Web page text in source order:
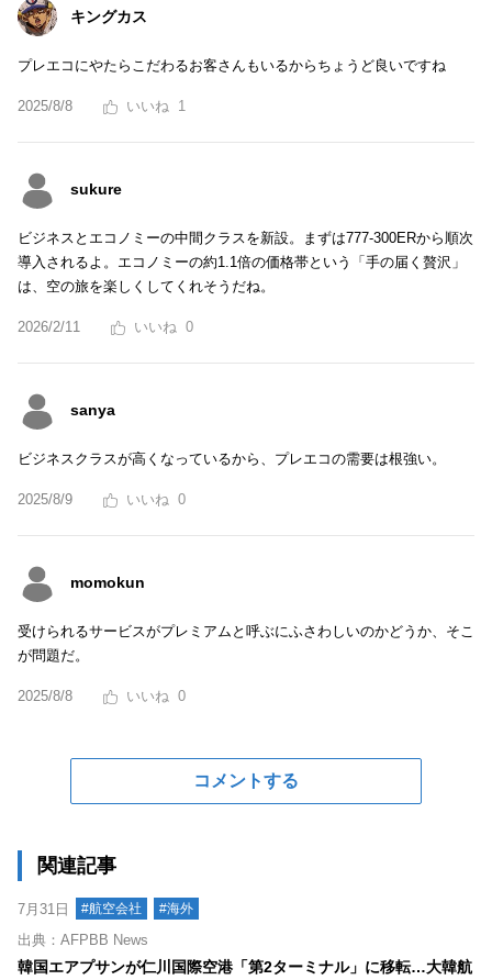
キングカス
プレエコにやたらこだわるお客さんもいるからちょうど良いですね
2025/8/8 1
sukure
ビジネスとエコノミーの中間クラスを新設。まずは777-300ERから順次
導入されるよ。エコノミーの約1.1倍の価格帯という「手の届く贅沢」
は、空の旅を楽しくしてくれそうだね。
2026/2/11 0
sanya
ビジネスクラスが高くなっているから、プレエコの需要は根強い。
2025/8/9 0
momokun
受けられるサービスがプレミアムと呼ぶにふさわしいのかどうか、そこ
が問題だ。
2025/8/8 0
コメントする
関連記事
7月31日 #航空会社 #海外
出典：AFPBB News
韓国エアプサンが仁川国際空港「第2ターミナル」に移転…大韓航